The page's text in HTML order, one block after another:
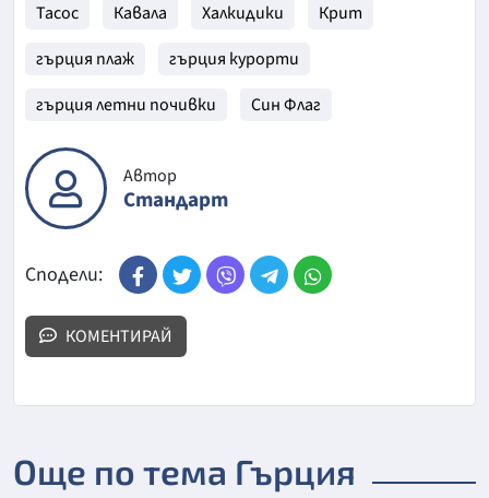
Тасос
Кавала Халкидики
Крит
гърция плаж
гърция курорти
гърция летни почивки
Син Флаг
Автор
Стандарт
Сподели:
КОМЕНТИРАЙ
Още по тема Гърция